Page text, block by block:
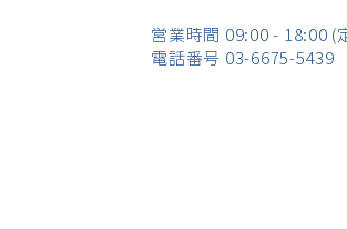
営業時間 09:00 - 18:00 (
​電話番号 03-6675-5439